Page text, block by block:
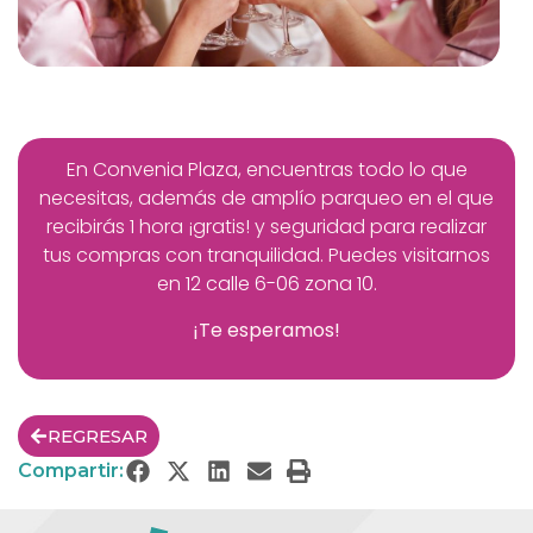
En Convenia Plaza, encuentras todo lo que
necesitas, además de amplío parqueo en el que
recibirás 1 hora ¡gratis! y seguridad para realizar
tus compras con tranquilidad. Puedes visitarnos
en 12 calle 6-06 zona 10.
¡Te esperamos!
REGRESAR
Compartir: